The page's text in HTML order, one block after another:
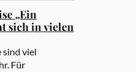
„Ein
sich in vielen
sind viel
Für